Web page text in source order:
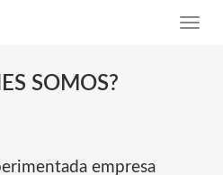
SOMOS?
empresa